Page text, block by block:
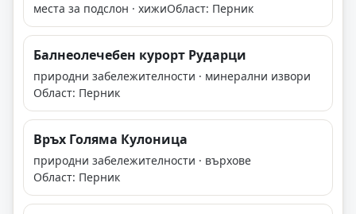
места за подслон · хижиОбласт: Перник
Балнеолечебен курорт Рударци
природни забележителности · минерални извори
Област: Перник
Връх Голяма Кулоница
природни забележителности · върхове
Област: Перник